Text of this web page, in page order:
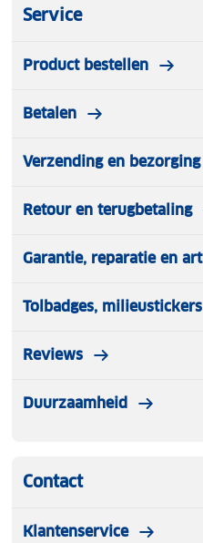
vermomd als puur
is een spel dat
competitie binnen het
Service
Product bestellen
Betalen
Verzending en bezorging
Retour en terugbetaling
Garantie, reparatie en
Tolbadges,
Reviews
Duurzaamheid
Contact
Klantenservice